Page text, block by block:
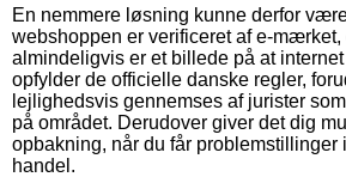
En nemmere løsning kunne derfor
webshoppen er verificeret af e-mærket,
almindeligvis er et billede på at
opfylder de officielle danske regler,
lejlighedsvis gennemses af jurister
på området. Derudover giver det dig
opbakning, når du får problemstillinger
handel.